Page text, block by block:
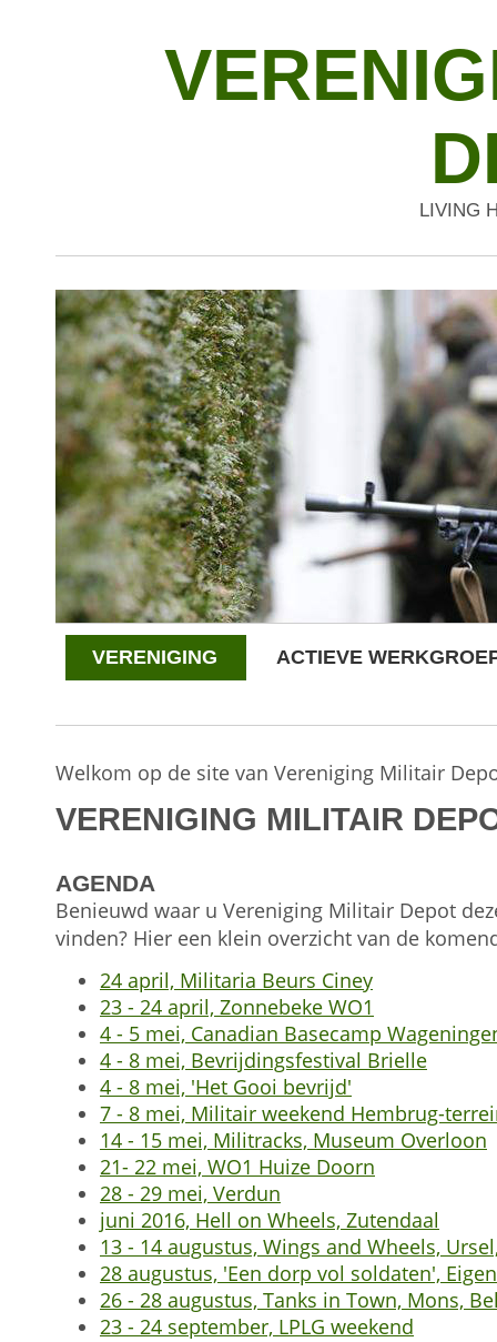
LIVING
VERENIGING ACTIEVE
Welkom op de site van Vereniging Militair
VERENIGING MILITAIR
AGENDA
Benieuwd waar u Vereniging Militair Depot
vinden? Hier een klein overzicht van de
24 april, Militaria Beurs Ciney
23 - 24 april, Zonnebeke WO1
4 - 5 mei, Canadian Basecamp
4 - 8 mei, Bevrijdingsfestival Brielle
4 - 8 mei, 'Het Gooi bevrijd'
7 - 8 mei, Militair weekend Hembrug-
14 - 15 mei, Militracks, Museum Overloon
21- 22 mei, WO1 Huize Doorn
28 - 29 mei, Verdun
juni 2016, Hell on Wheels, Zutendaal
13 - 14 augustus, Wings and Wheels,
28 augustus, 'Een dorp vol soldaten',
26 - 28 augustus, Tanks in Town, Mons,
23 - 24 september, LPLG weekend